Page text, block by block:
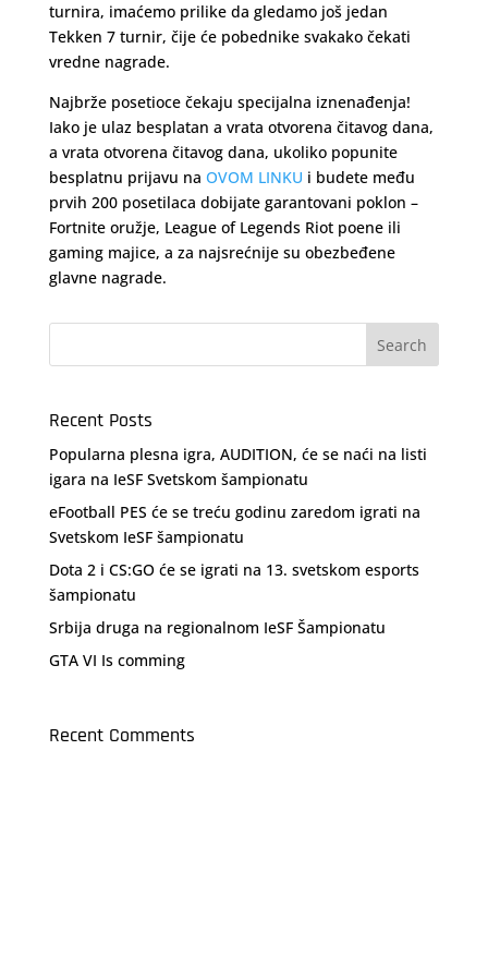
turnira, imaćemo prilike da gledamo još jedan
Tekken 7 turnir, čije će pobednike svakako čekati
vredne nagrade.
Najbrže posetioce čekaju specijalna iznenađenja!
Iako je ulaz besplatan a vrata otvorena čitavog dana,
a vrata otvorena čitavog dana, ukoliko popunite
besplatnu prijavu na OVOM LINKU i budete među
prvih 200 posetilaca dobijate garantovani poklon –
Fortnite oružje, League of Legends Riot poene ili
gaming majice, a za najsrećnije su obezbeđene
glavne nagrade.
Recent Posts
Popularna plesna igra, AUDITION, će se naći na listi
igara na IeSF Svetskom šampionatu
eFootball PES će se treću godinu zaredom igrati na
Svetskom IeSF šampionatu
Dota 2 i CS:GO će se igrati na 13. svetskom esports
šampionatu
Srbija druga na regionalnom IeSF Šampionatu
GTA VI Is comming
Recent Comments